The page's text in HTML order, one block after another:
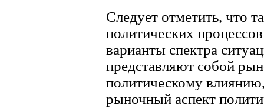
Следует отметить, что
политических
варианты спектра
представляют собой
политическому
рыночный аспект